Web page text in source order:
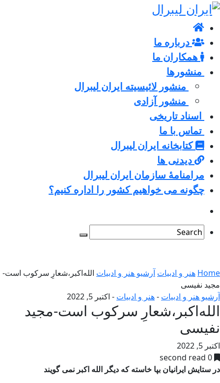
درباره ما
همکاران ما
منشورها
منشور لائیسیته ایران لیبرال
منشور آزادی
اسناد تاریخی
تماس با ما
کتابخانه ایران لیبرال
دیدنی ها
مرامنامۀ سازمان ایران لیبرال
چگونه می خواهیم کشور را اداره کنیم؟
Home هنر و ادبیات آرشیو هنر و ادبیات الله‌اکبر،شعارِ سرکوب است-
مجيد نفيسی
آرشیو هنر و ادبیات -هنر و ادبیات - اکتبر 5, 2022
الله‌اکبر،شعارِ سرکوب است-مجيد
نفيسی
اکتبر 5, 2022
0 second read
در ستایش ایرانیان بپا خاسته که دیگر الله اکبر نمی گویند